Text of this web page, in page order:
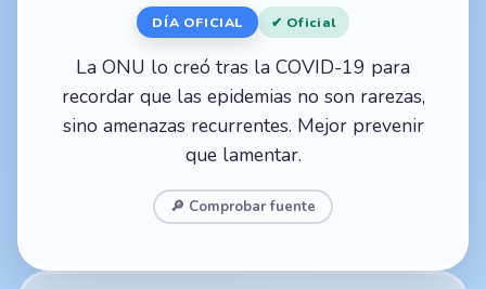
DÍA OFICIAL ✔ Oficial
La ONU lo creó tras la COVID-19 para
recordar que las epidemias no son rarezas,
sino amenazas recurrentes. Mejor prevenir
que lamentar.
🔎 Comprobar fuente